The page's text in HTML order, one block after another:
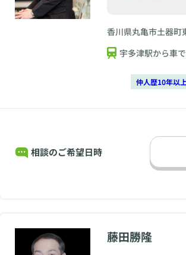
香川県丸亀市土器
宇多津駅から車
仲人歴10年以上
相談のご希望日時
藤田勝隆